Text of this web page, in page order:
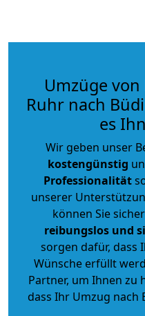
Umzüge
Ruhr nach
es
Wir geben unser
kostengünstig
Professionalität
unserer
können Sie
reibungslos und
sorgen dafür, dass
Wünsche erfüllt
Partner, um Ihnen zu
dass Ihr Umzug